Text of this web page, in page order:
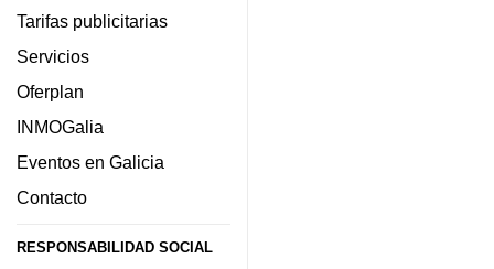
Tarifas publicitarias
Servicios
Oferplan
INMOGalia
Eventos en Galicia
Contacto
RESPONSABILIDAD SOCIAL